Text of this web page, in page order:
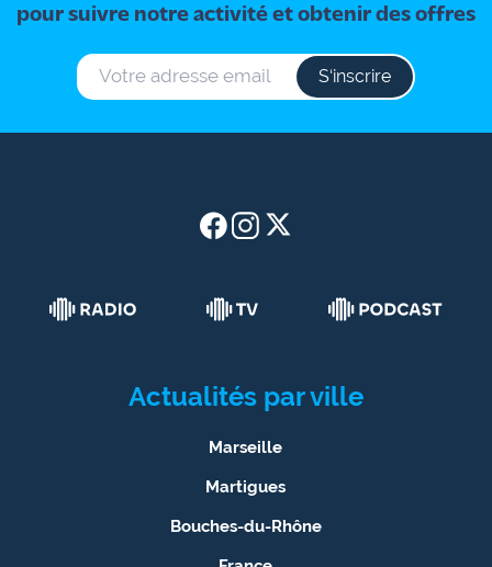
pour suivre notre activité et obtenir des offres
S‘inscrire
Actualités par ville
Marseille
Martigues
Bouches-du-Rhône